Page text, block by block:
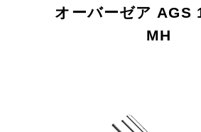
オーバーゼア AGS
MH